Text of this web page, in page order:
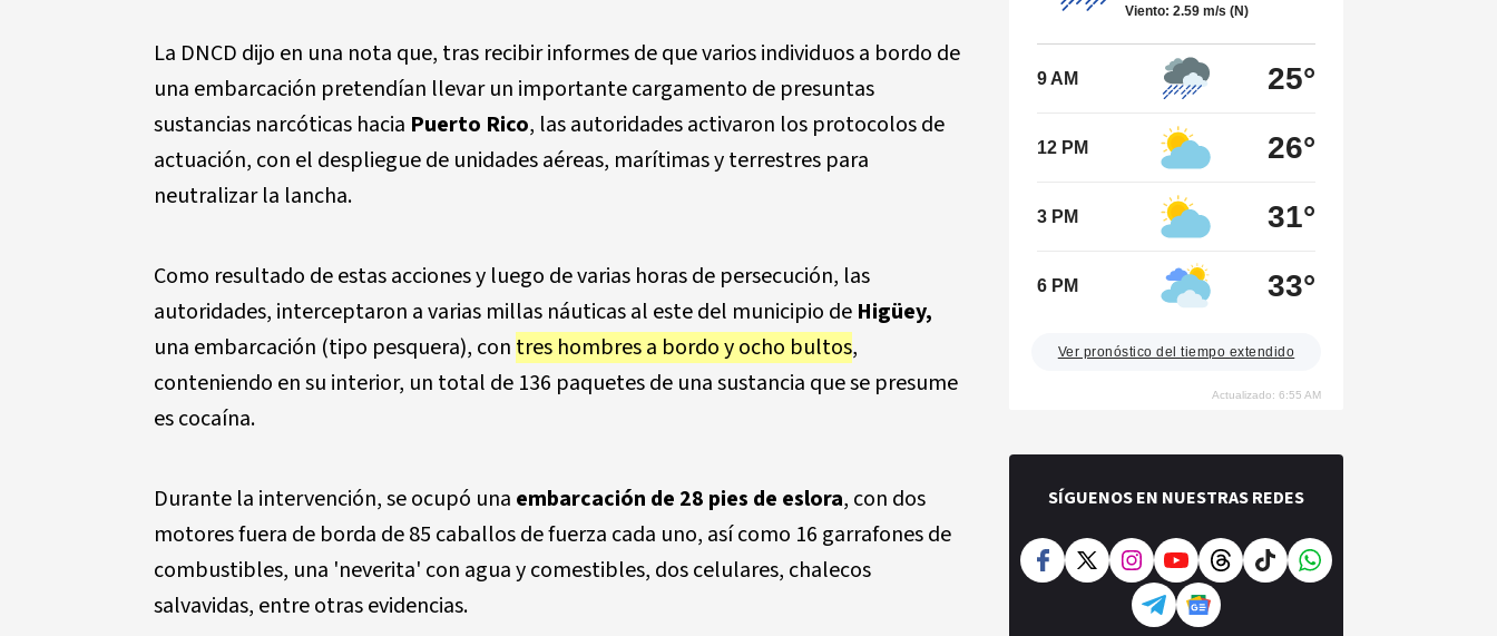
La DNCD dijo en una nota que, tras recibir informes de que varios individuos a bordo de
una embarcación pretendían llevar un importante cargamento de presuntas
sustancias narcóticas hacia Puerto Rico, las autoridades activaron los protocolos de
actuación, con el despliegue de unidades aéreas, marítimas y terrestres para
neutralizar la lancha.
Como resultado de estas acciones y luego de varias horas de persecución, las
autoridades, interceptaron a varias millas náuticas al este del municipio de Higüey,
una embarcación (tipo pesquera), con tres hombres a bordo y ocho bultos,
conteniendo en su interior, un total de 136 paquetes de una sustancia que se presume
es cocaína.
Durante la intervención, se ocupó una embarcación de 28 pies de eslora, con dos
motores fuera de borda de 85 caballos de fuerza cada uno, así como 16 garrafones de
combustibles, una 'neverita' con agua y comestibles, dos celulares, chalecos
salvavidas, entre otras evidencias.
Viento: 2.59 m/s (N)
9 AM 25°
12 PM 26°
3 PM 31°
6 PM 33°
Ver pronóstico del tiempo extendido
Actualizado: 6:55 AM
SÍGUENOS EN NUESTRAS REDES